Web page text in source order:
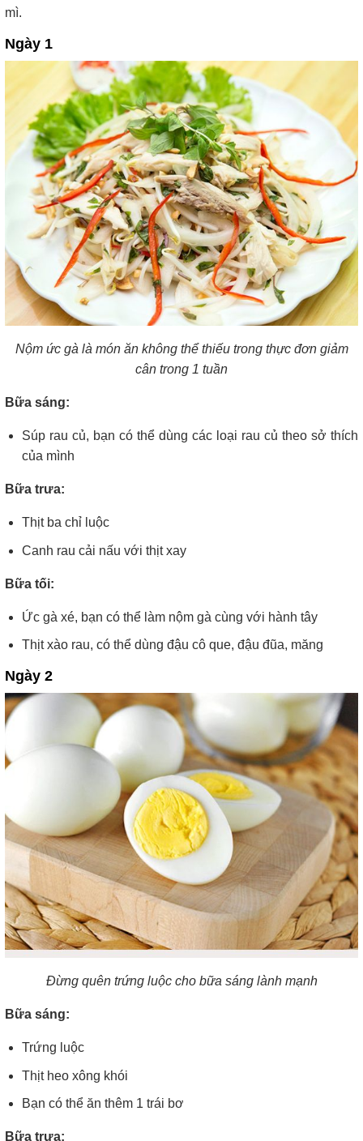
mì.
Ngày 1
Nộm ức gà là món ăn không thể thiếu trong thực đơn giảm
cân trong 1 tuần
Bữa sáng:
Súp rau củ, bạn có thể dùng các loại rau củ theo sở thích
của mình
Bữa trưa:
Thịt ba chỉ luộc
Canh rau cải nấu với thịt xay
Bữa tối:
Ức gà xé, bạn có thể làm nộm gà cùng với hành tây
Thịt xào rau, có thể dùng đậu cô que, đậu đũa, măng
Ngày 2
Đừng quên trứng luộc cho bữa sáng lành mạnh
Bữa sáng:
Trứng luộc
Thịt heo xông khói
Bạn có thể ăn thêm 1 trái bơ
Bữa trưa: